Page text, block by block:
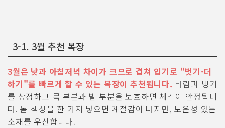
3-1. 3월 추천 복장
3월은 낮과 아침저녁 차이가 크므로 겹쳐 입기로 "벗기·더
하기"를 빠르게 할 수 있는 복장이 추천됩니다. 바람과 냉기
를 상정하고 목 부분과 발 부분을 보호하면 체감이 안정됩니
다. 봄 색상을 한 가지 넣으면 계절감이 나지만, 보온성 있는
소재를 우선합니다.